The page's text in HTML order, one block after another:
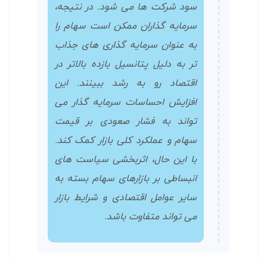
سود شرکت ها می شود. در نتیجه،
سرمایه گذاران ممکن است سهام را
به عنوان سرمایه گذاری های جذاب
تر به دلیل پتانسیل بازده بالاتر در
اقتصاد رو به رشد ببینند. این
افزایش احساسات سرمایه گذار می
تواند به فشار صعودی بر قیمت
سهام و عملکرد کلی بازار کمک کند.
با این حال، اثربخشی سیاست های
انبساطی بر بازارهای سهام بسته به
سایر عوامل اقتصادی و شرایط بازار
می تواند متفاوت باشد.